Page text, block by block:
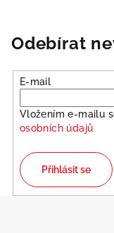
Odebírat
E-mail
Vložením e-mailu
osobních údajů
Přihlásit se